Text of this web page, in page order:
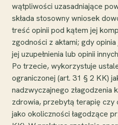
wątpliwości uzasadniające
składa stosowny wniosek
treść opinii pod kątem jej
zgodności z aktami; gdy
jej uzupełnienia lub opinii
Po trzecie, wykorzystuje
ograniczonej (art. 31 § 2 KK)
nadzwyczajnego złagodzenia
zdrowia, przebytą terapię czy
jako okoliczności łagodzące